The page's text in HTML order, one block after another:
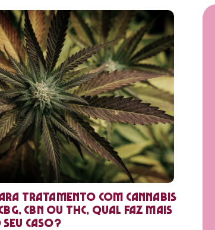
tratamento com cannabis
CBN ou THC, qual faz mais
caso?